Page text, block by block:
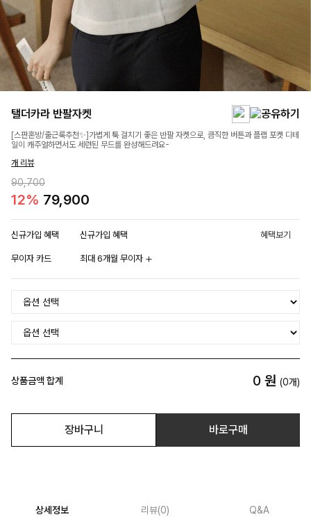
탤더카라 반팔자켓
[스판혼방/출근룩추천✨]가볍게 툭 걸치기 좋은 반팔 자켓으로, 큼직한 버튼과 플랩 포켓 디테
일이 캐주얼하면서도 세련된 무드를 완성해드려요-
개 리뷰
90,700
12% 79,900
신규가입 혜택 신규가입 혜택 혜택보기
무이자 카드 최대 6개월 무이자
상품금액 합계 0 원 (0개)
장바구니 바로구매
상세정보 리뷰(0) Q&A